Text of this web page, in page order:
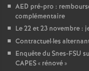
AED pré-pro :
complémentaire
Le 22 et 23 novembre :
Contractuel·les
Enquête du Snes-FSU
CAPES« rénové»